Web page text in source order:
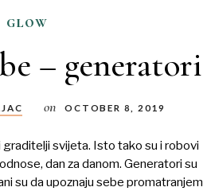
glow
– generatori
on OCTOBER 8, 2019
graditelji svijeta. Isto tako su i robovi
dan za danom. Generatori su
su da upoznaju sebe promatranjem